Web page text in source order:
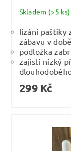
Skladem (>5 ks)
lízání paštiky
zábavu v
podložka
zajistí nízký
299 Kč